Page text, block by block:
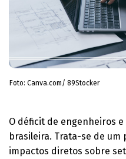
Foto: Canva.com/ 89Stocker
O déficit de engenheiros
brasileira. Trata-se de um
impactos diretos sobre